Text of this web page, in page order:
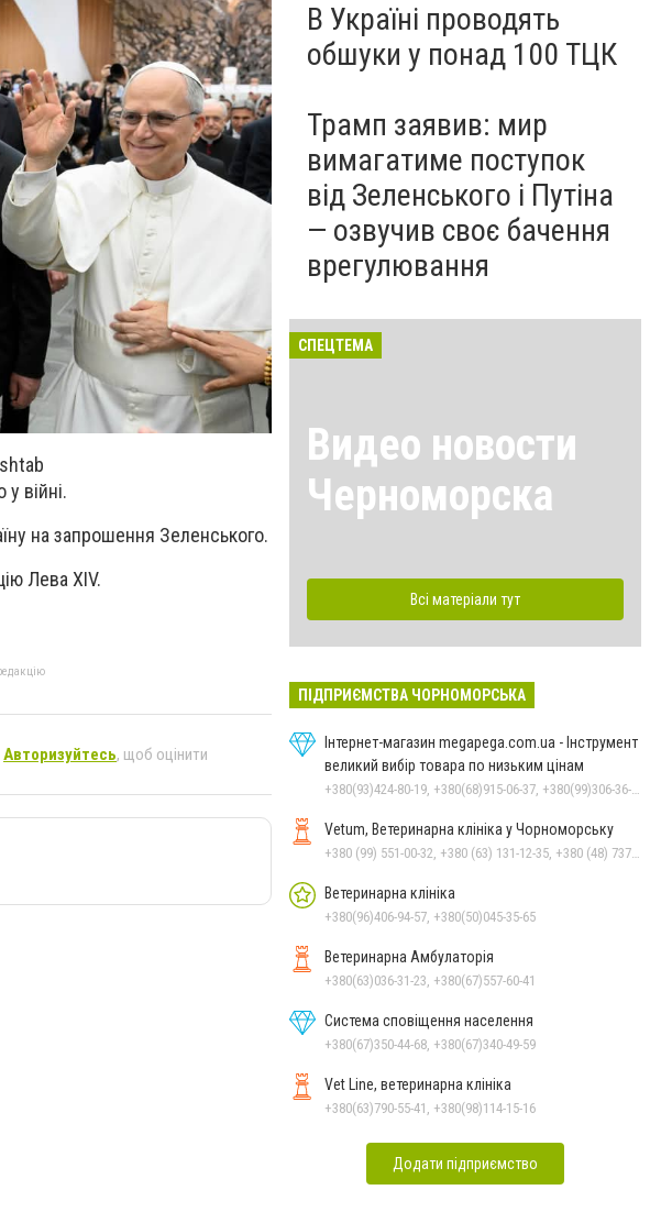
війні.
на запрошення Зеленського.
Лева XIV.
Авторизуйтесь, щоб оцінити
В Україні проводять
обшуки у понад 100 ТЦК
Трамп заявив: мир
вимагатиме поступок
від Зеленського і Путіна
— озвучив своє бачення
врегулювання
СПЕЦТЕМА
Видео новости
Черноморска
Всі матеріали тут
ПІДПРИЄМСТВА ЧОРНОМОРСЬКА
Інтернет-магазин megapega.com.ua - Інструмент
великий вибір товара по низьким цінам
Vetum, Ветеринарна клініка у Чорноморську
Ветеринарна клініка
+380(96)406-94-57, +380(50)045-35-65
Ветеринарна Амбулаторія
+380(63)036-31-23, +380(67)557-60-41
Система сповіщення населення
+380(67)350-44-68, +380(67)340-49-59
Vet Line, ветеринарна клініка
+380(63)790-55-41, +380(98)114-15-16
Додати підприємство